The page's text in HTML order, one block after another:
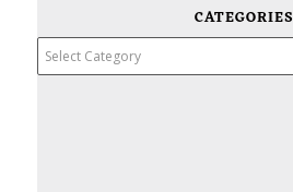
CATEGORIES